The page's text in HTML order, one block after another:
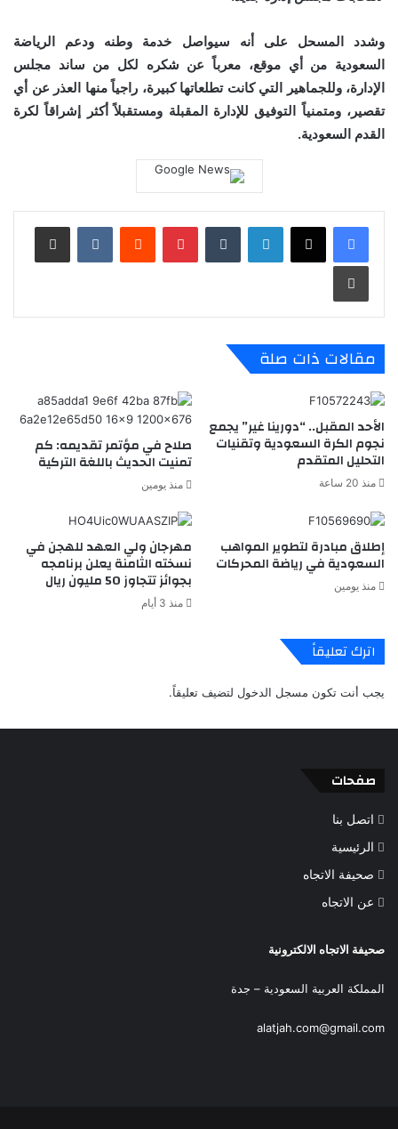
وشدد المسحل على أنه سيواصل خدمة وطنه ودعم الرياضة
السعودية من أي موقع، معرباً عن شكره لكل من ساند مجلس
الإدارة، وللجماهير التي كانت تطلعاتها كبيرة، راجياً منها العذر عن أي
تقصير، ومتمنياً التوفيق للإدارة المقبلة ومستقبلاً أكثر إشراقاً لكرة
القدم السعودية.
لينكدإن بينتيريست
مقالات ذات صلة
الأحد المقبل.. “دورينا غير” يجمع
نجوم الكرة السعودية وتقنيات
التحليل المتقدم
منذ 20 ساعة
صلاح في مؤتمر تقديمه: كم
تمنيت الحديث باللغة التركية
منذ يومين
إطلاق مبادرة لتطوير المواهب
السعودية في رياضة المحركات
منذ يومين
مهرجان ولي العهد للهجن في
نسخته الثامنة يعلن برنامجه
بجوائز تتجاوز 50 مليون ريال
منذ 3 أيام
اترك تعليقاً
يجب أنت تكون مسجل الدخول لتضيف تعليقاً.
صفحات
اتصل بنا
الرئيسية
صحيفة الاتجاه
عن الاتجاه
صحيفة الاتجاه الالكترونية
المملكة العربية السعودية – جدة
alatjah.com@gmail.com